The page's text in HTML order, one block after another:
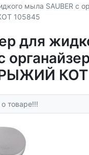
мыла SAUBER с
105845
для
КОТ
товаре!!!